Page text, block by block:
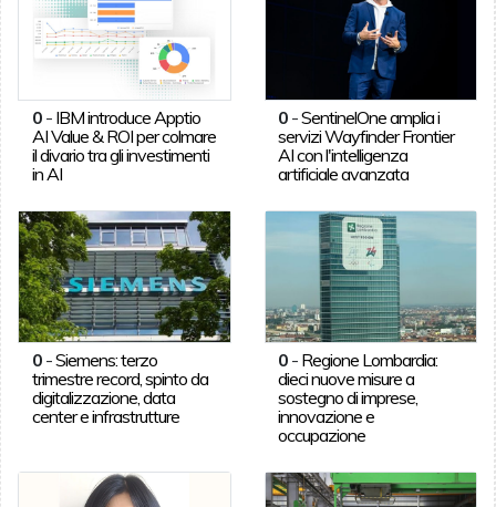
0- IBM introduce Apptio
AI Value & ROI per colmare
il divario tra gli investimenti
in AI
0 -SentinelOne amplia i
servizi Wayfinder Frontier
AI con l'intelligenza
artificiale avanzata
0-Siemens: terzo
trimestre record, spinto da
digitalizzazione, data
center e infrastrutture
0 - Regione Lombardia:
dieci nuove misure a
sostegno di imprese,
innovazione e
occupazione